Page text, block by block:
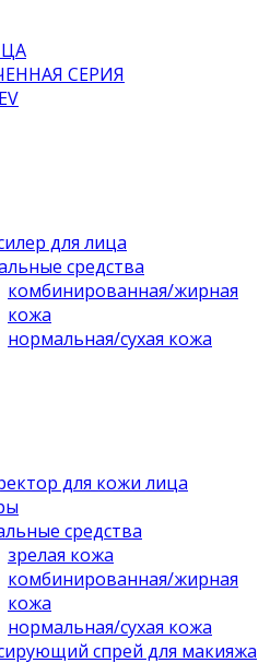
СЕРИЯ
для лица
средства
комбинированная/жирная
кожа
нормальная/cухая кожа
для кожи лица
средства
зрелая кожа
комбинированная/жирная
кожа
нормальная/cухая кожа
спрей для макияжа